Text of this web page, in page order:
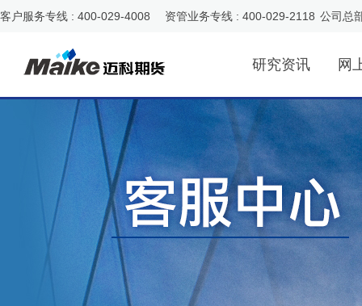
客户服务专线 : 400-029-4008 资管业务专线 : 400-029-2118 公司总
研究资讯 网